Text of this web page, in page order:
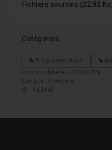
Fichiers sources (22.92
Catégories
Programmation
Cours publié le 24/04/2019
Langue : Français
ID : 122141